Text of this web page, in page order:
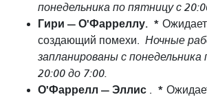
понедельника по пятницу с
Гири — О'Фарреллу. *
создающий помехи. Ночные
запланированы с понедельника
20:00 до 7:00.
О'Фаррелл — Эллис . *